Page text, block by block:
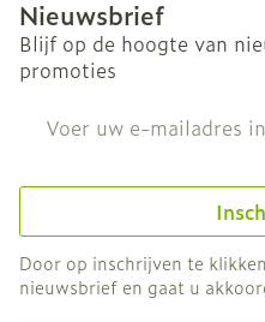
Nieuwsbrief
Blijf op de hoogte van
promoties
Door op inschrijven te
nieuwsbrief en gaat u